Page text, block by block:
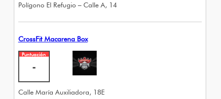
Polígono El Refugio – Calle A, 14
CrossFit Macarena Box
Puntuación
-
Calle María Auxiliadora, 18E